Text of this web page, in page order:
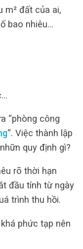
m² đất của ai,
bao nhiêu…
“phòng công
“. Việc thành lập
quy định gì?
rõ thời hạn
đầu tính từ ngày
trình thu hồi.
phức tạp nên